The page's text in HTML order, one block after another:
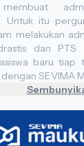
Untuk itu
melakukan
dan PTS
baru tiap
SEVIMA